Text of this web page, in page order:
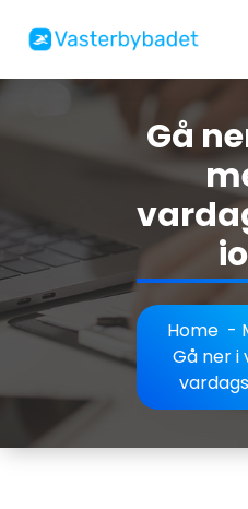
Gå
Home-
Gå ner i